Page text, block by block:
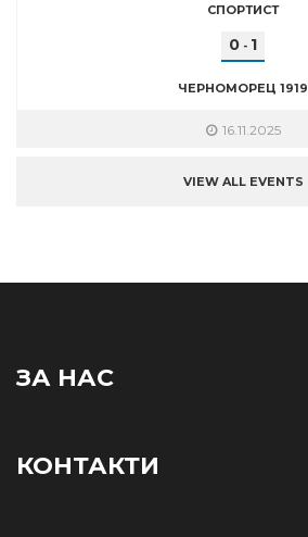
СПОРТИСТ
0 - 1
ЧЕРНОМОРЕЦ 1919
16.11.2025
VIEW ALL EVENTS
ЗА НАС
КОНТАКТИ